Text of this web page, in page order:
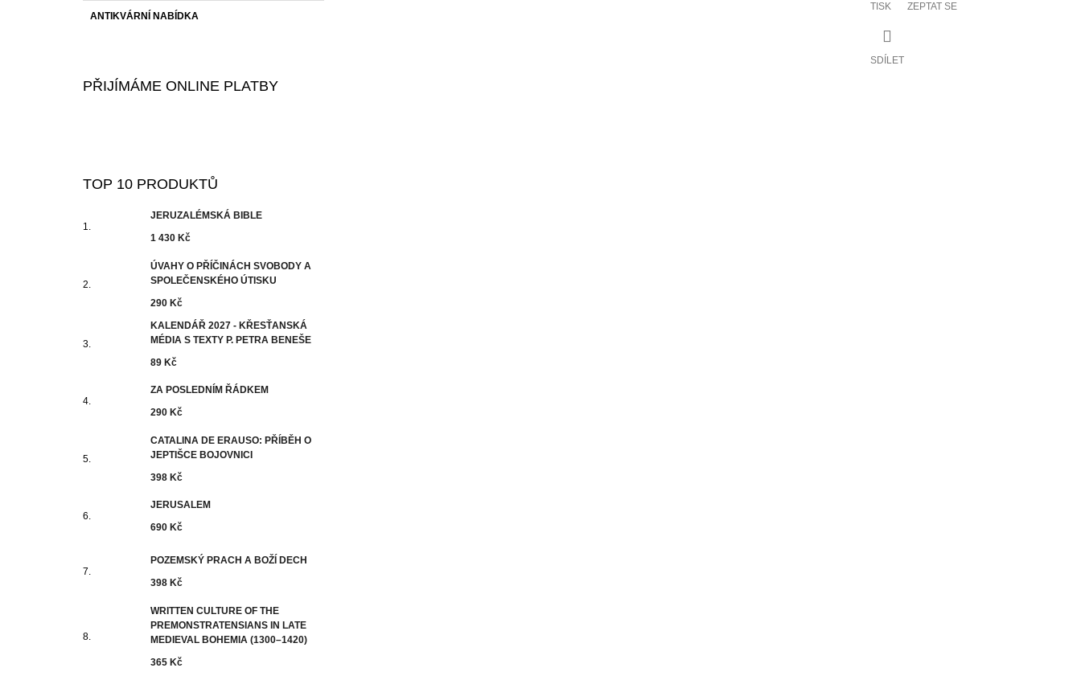
ANTIKVÁRNÍ NABÍDKA
PŘIJÍMÁME ONLINE PLATBY
TOP 10 PRODUKTŮ
JERUZALÉMSKÁ BIBLE
1 430 Kč
ÚVAHY O PŘÍČINÁCH SVOBODY A
SPOLEČENSKÉHO ÚTISKU
290 Kč
KALENDÁŘ 2027 - KŘESŤANSKÁ
MÉDIA S TEXTY P. PETRA BENEŠE
89 Kč
ZA POSLEDNÍM ŘÁDKEM
290 Kč
CATALINA DE ERAUSO: PŘÍBĚH O
JEPTIŠCE BOJOVNICI
398 Kč
JERUSALEM
690 Kč
POZEMSKÝ PRACH A BOŽÍ DECH
398 Kč
WRITTEN CULTURE OF THE
PREMONSTRATENSIANS IN LATE
MEDIEVAL BOHEMIA (1300–1420)
365 Kč
TISK ZEPTAT SE
SDÍLET